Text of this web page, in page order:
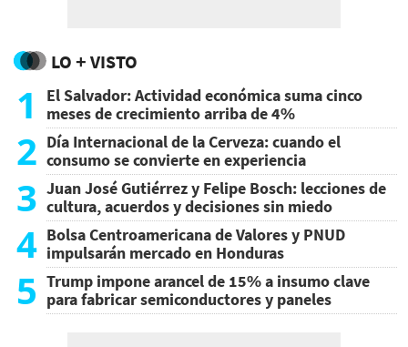
LO + VISTO
1
El Salvador: Actividad económica suma cinco
meses de crecimiento arriba de 4%
2 Día Internacional de la Cerveza: cuando el
consumo se convierte en experiencia
3 Juan José Gutiérrez y Felipe Bosch: lecciones de
cultura, acuerdos y decisiones sin miedo
4 Bolsa Centroamericana de Valores y PNUD
impulsarán mercado en Honduras
5 Trump impone arancel de 15% a insumo clave
para fabricar semiconductores y paneles